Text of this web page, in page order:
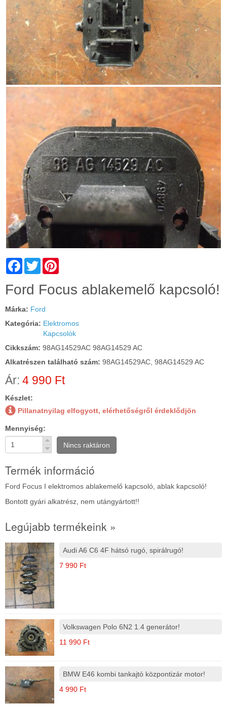
Facebook
Twitter
Cím:
Ford Focus ablakemelő kapcsoló!
Márka: Ford
Kategória: Elektromos
Kapcsolók
Cikkszám: 98AG14529AC 98AG14529 AC
Alkatrészen található szám: 98AG14529AC, 98AG14529 AC
Ár: 4 990 Ft
Készlet:
Pillanatnyilag elfogyott, elérhetőségről érdeklődjön
Mennyiség
Nincs raktáron
Termék információ
Ford Focus I elektromos ablakemelő kapcsoló, ablak kapcsoló!
Bontott gyári alkatrész, nem utángyártott!!
Legújabb termékeink »
Audi A6 C6 4F hátsó rugó, spirálrugó!
7 990 Ft
Volkswagen Polo 6N2 1.4 generátor!
11 990 Ft
BMW E46 kombi tankajtó központizár motor!
4 990 Ft